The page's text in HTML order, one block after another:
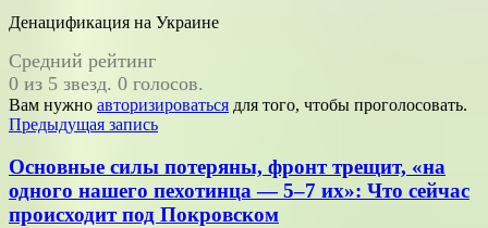
Денацификация на Украине
Средний рейтинг
0 из 5 звезд. 0 голосов.
Вам нужно авторизироваться для того, чтобы проголосовать.
Навигация
по
записям
Предыдущая запись
Основные силы потеряны, фронт трещит, «на
одного нашего пехотинца — 5–7 их»: Что сейчас
происходит под Покровском